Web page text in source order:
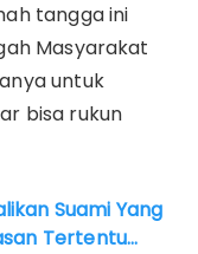
tangga ini
Masyarakat
untuk
bisa rukun
Suami Yang
Tertentu…